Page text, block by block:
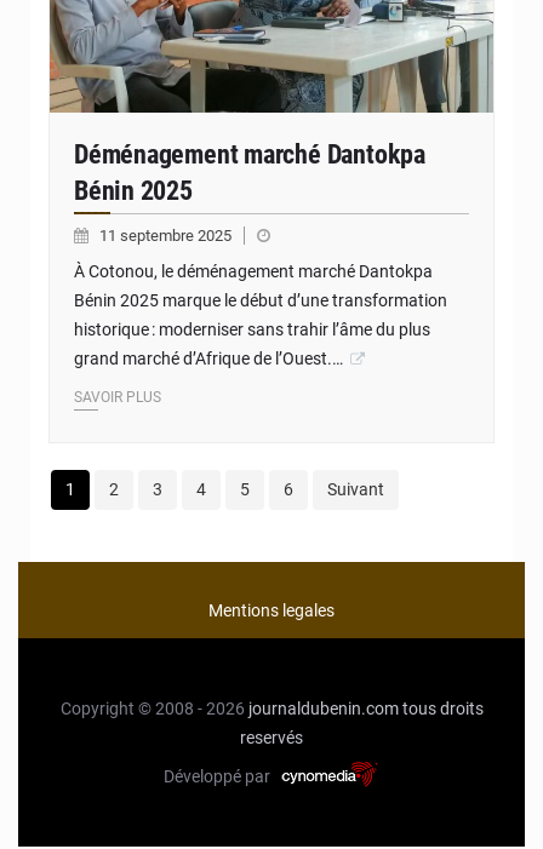
Déménagement marché Dantokpa
Bénin 2025
11 septembre 2025
À Cotonou, le déménagement marché Dantokpa
Bénin 2025 marque le début d’une transformation
historique : moderniser sans trahir l’âme du plus
grand marché d’Afrique de l’Ouest.…
SAVOIR PLUS
1 2 3 4 5 6 Suivant
Mentions legales
Copyright © 2008 - 2026 journaldubenin.com tous droits
reservés
Développé par